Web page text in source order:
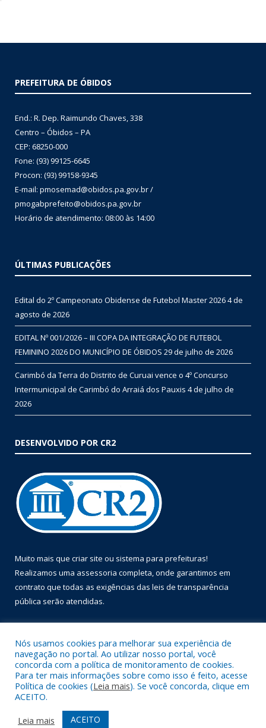
PREFEITURA DE ÓBIDOS
End.: R. Dep. Raimundo Chaves, 338
Centro – Óbidos – PA
CEP: 68250-000
Fone: (93) 99125-6645
Procon: (93) 99158-9345
E-mail: pmosemad@obidos.pa.gov.br /
pmogabprefeito@obidos.pa.gov.br
Horário de atendimento: 08:00 às 14:00
ÚLTIMAS PUBLICAÇÕES
Edital do 2º Campeonato Obidense de Futebol Master 20264 de
agosto de 2026
EDITAL Nº 001/2026 – III COPA DA INTEGRAÇÃO DE FUTEBOL
FEMININO 2026 DO MUNICÍPIO DE ÓBIDOS 29 de julho de 2026
Carimbó da Terra do Distrito de Curuai vence o 4º Concurso
Intermunicipal de Carimbó do Arraiá dos Pauxis 4 de julho de
2026
DESENVOLVIDO POR CR2
Muito mais que criar site ou sistema para prefeituras!
Realizamos uma assessoria completa, onde garantimos em
contrato que todas as exigências das leis de transparência
pública serão atendidas.
Todos os direitos reservados a Prefeitura Municipal de Óbidos.
Mapa do Site
Acessar Área Administrativa
Nós usamos cookies para melhorar sua experiência de
navegação no portal. Ao utilizar nosso portal, você
concorda com a política de monitoramento de cookies.
Para ter mais informações sobre como isso é feito, acesse
Política de cookies (Leia mais). Se você concorda, clique em
ACEITO.
Leia mais
ACEITO